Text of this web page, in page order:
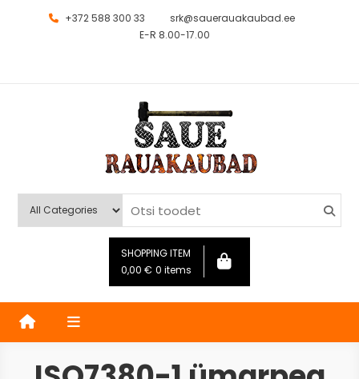
+372 588 300 33
srk@sauerauakaubad.ee
E-R 8.00-17.00
Saue Rauakaubad
SHOPPING ITEM
0,00 € 0 items